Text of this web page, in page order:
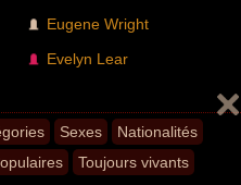
Sexes
Nationalités
Toujours vivants
Eugene Wright
Evelyn Lear
Frank Watkins